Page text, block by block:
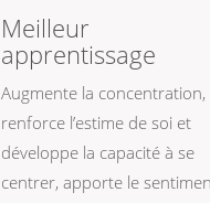
Meilleur
apprentissage
Augmente la concentration,
renforce l’estime de soi et
développe la capacité à se
centrer, apporte le